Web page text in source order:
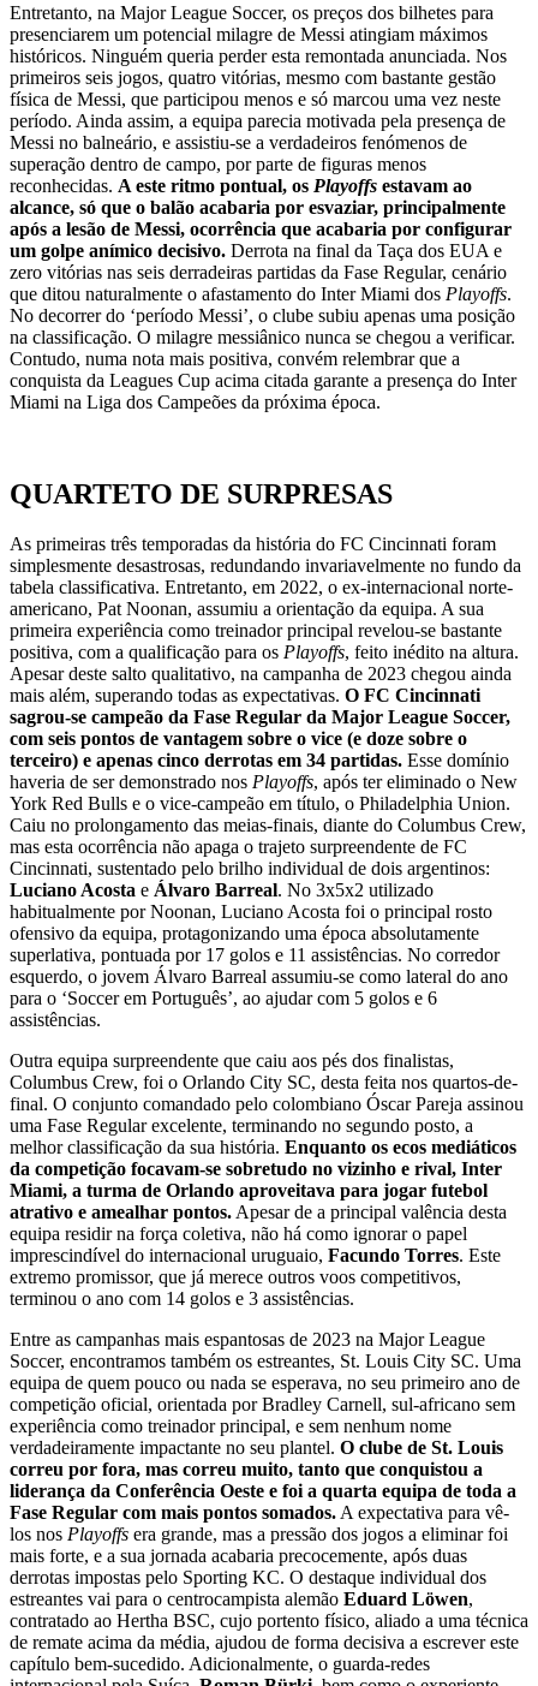
Entretanto, na Major League Soccer, os preços dos bilhetes para
presenciarem um potencial milagre de Messi atingiam máximos
históricos. Ninguém queria perder esta remontada anunciada. Nos
primeiros seis jogos, quatro vitórias, mesmo com bastante gestão
física de Messi, que participou menos e só marcou uma vez neste
período. Ainda assim, a equipa parecia motivada pela presença de
Messi no balneário, e assistiu-se a verdadeiros fenómenos de
superação dentro de campo, por parte de figuras menos
reconhecidas. A este ritmo pontual, os Playoffs estavam ao
alcance, só que o balão acabaria por esvaziar, principalmente
após a lesão de Messi, ocorrência que acabaria por configurar
um golpe anímico decisivo. Derrota na final da Taça dos EUA e
zero vitórias nas seis derradeiras partidas da Fase Regular, cenário
que ditou naturalmente o afastamento do Inter Miami dos Playoffs.
No decorrer do ‘período Messi’, o clube subiu apenas uma posição
na classificação. O milagre messiânico nunca se chegou a verificar.
Contudo, numa nota mais positiva, convém relembrar que a
conquista da Leagues Cup acima citada garante a presença do Inter
Miami na Liga dos Campeões da próxima época.
QUARTETO DE SURPRESAS
As primeiras três temporadas da história do FC Cincinnati foram
simplesmente desastrosas, redundando invariavelmente no fundo da
tabela classificativa. Entretanto, em 2022, o ex-internacional norte-
americano, Pat Noonan, assumiu a orientação da equipa. A sua
primeira experiência como treinador principal revelou-se bastante
positiva, com a qualificação para os Playoffs, feito inédito na altura.
Apesar deste salto qualitativo, na campanha de 2023 chegou ainda
mais além, superando todas as expectativas. O FC Cincinnati
sagrou-se campeão da Fase Regular da Major League Soccer,
com seis pontos de vantagem sobre o vice (e doze sobre o
terceiro) e apenas cinco derrotas em 34 partidas. Esse domínio
haveria de ser demonstrado nos Playoffs, após ter eliminado o New
York Red Bulls e o vice-campeão em título, o Philadelphia Union.
Caiu no prolongamento das meias-finais, diante do Columbus Crew,
mas esta ocorrência não apaga o trajeto surpreendente de FC
Cincinnati, sustentado pelo brilho individual de dois argentinos:
Luciano Acosta e Álvaro Barreal. No 3x5x2 utilizado
habitualmente por Noonan, Luciano Acosta foi o principal rosto
ofensivo da equipa, protagonizando uma época absolutamente
superlativa, pontuada por 17 golos e 11 assistências. No corredor
esquerdo, o jovem Álvaro Barreal assumiu-se como lateral do ano
para o ‘Soccer em Português’, ao ajudar com 5 golos e 6
assistências.
Outra equipa surpreendente que caiu aos pés dos finalistas,
Columbus Crew, foi o Orlando City SC, desta feita nos quartos-de-
final. O conjunto comandado pelo colombiano Óscar Pareja assinou
uma Fase Regular excelente, terminando no segundo posto, a
melhor classificação da sua história. Enquanto os ecos mediáticos
da competição focavam-se sobretudo no vizinho e rival, Inter
Miami, a turma de Orlando aproveitava para jogar futebol
atrativo e amealhar pontos.Apesar de a principal valência desta
equipa residir na força coletiva, não há como ignorar o papel
imprescindível do internacional uruguaio, Facundo Torres. Este
extremo promissor, que já merece outros voos competitivos,
terminou o ano com 14 golos e 3 assistências.
Entre as campanhas mais espantosas de 2023 na Major League
Soccer, encontramos também os estreantes, St. Louis City SC. Uma
equipa de quem pouco ou nada se esperava, no seu primeiro ano de
competição oficial, orientada por Bradley Carnell, sul-africano sem
experiência como treinador principal, e sem nenhum nome
verdadeiramente impactante no seu plantel. O clube de St. Louis
correu por fora, mas correu muito, tanto que conquistou a
liderança da Conferência Oeste e foi a quarta equipa de toda a
Fase Regular com mais pontos somados.A expectativa para vê-
los nos Playoffs era grande, mas a pressão dos jogos a eliminar foi
mais forte, e a sua jornada acabaria precocemente, após duas
derrotas impostas pelo Sporting KC. O destaque individual dos
estreantes vai para o centrocampista alemão Eduard Löwen,
contratado ao Hertha BSC, cujo portento físico, aliado a uma técnica
de remate acima da média, ajudou de forma decisiva a escrever este
capítulo bem-sucedido. Adicionalmente, o guarda-redes